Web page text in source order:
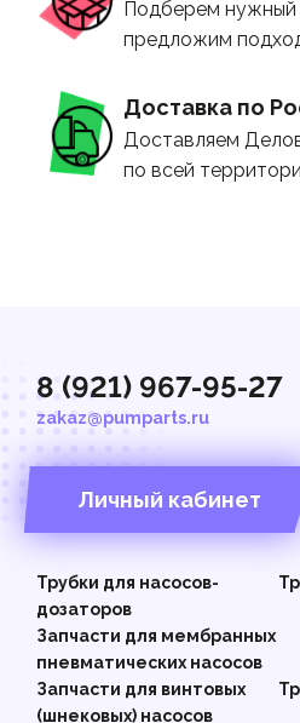
Подберем нужный
предложим
Доставка по
Доставляем
по всей
Трубки для насосов-
дозаторов
Запчасти для мембранных
пневматических насосов
Запчасти для винтовых
(шнековых) насосов
8 (921) 967-95-27
zakaz@pumparts.ru
Личный кабинет